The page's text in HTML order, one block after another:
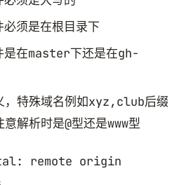
必须是在根目录下
是在master下还是在gh-
，特殊域名例如xyz,club后缀
解析时是@型还是www型
remote origin